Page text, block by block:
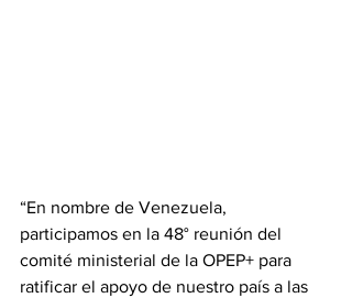
“En nombre de Venezuela,
participamos en la 48° reunión del
comité ministerial de la OPEP+ para
ratificar el apoyo de nuestro país a las